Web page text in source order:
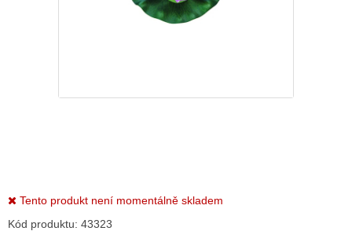
Tento produkt není momentálně skladem
Kód produktu: 43323